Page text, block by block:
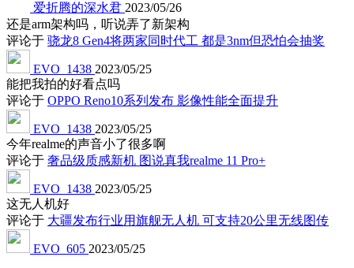
爱折腾的深水君 2023/05/26
还是arm架构吗，听说弄了新架构
评论于 骁龙8 Gen4将两家同时代工 都是3nm但恐怕会抽奖
EVO_1438 2023/05/25
能把我拍的好看点吗
评论于 OPPO Reno10系列发布 影像性能全面提升
EVO_1438 2023/05/25
今年realme的声音小了很多啊
评论于 奢品级质感新机 图说真我realme 11 Pro+
EVO_1438 2023/05/25
这无人机好
评论于 大疆发布行业用旗舰无人机 可支持20公里无线图传
EVO_605 2023/05/25